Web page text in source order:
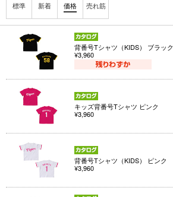
標準 新着 価格 売れ筋
背番号Tシャツ（KIDS） ブラック
¥3,960
キッズ背番号Tシャツ ピンク
¥3,960
背番号Tシャツ（KIDS） ピンク
¥3,960